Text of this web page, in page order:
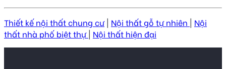
Thiết kế nội thất chung cư| Nội thất gỗ tự nhiên | Nội
thất nhà phố biệt thự| Nội thất hiện đại